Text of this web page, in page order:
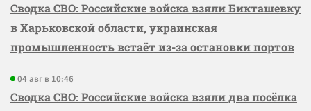
Сводка СВО: Российские войска взяли Бикташевку
в Харьковской области, украинская
промышленность встаёт из-за остановки портов
04 авг в 10:46
Сводка СВО: Российские войска взяли два посёлка